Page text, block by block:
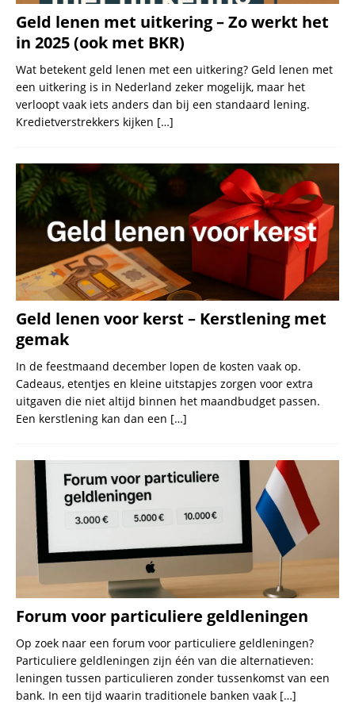
Geld lenen met uitkering – Zo werkt het
in 2025 (ook met BKR)
Wat betekent geld lenen met een uitkering? Geld lenen met
een uitkering is in Nederland zeker mogelijk, maar het
verloopt vaak iets anders dan bij een standaard lening.
Kredietverstrekkers kijken […]
Geld lenen voor kerst – Kerstlening met
gemak
In de feestmaand december lopen de kosten vaak op.
Cadeaus, etentjes en kleine uitstapjes zorgen voor extra
uitgaven die niet altijd binnen het maandbudget passen.
Een kerstlening kan dan een […]
Forum voor particuliere geldleningen
Op zoek naar een forum voor particuliere geldleningen?
Particuliere geldleningen zijn één van die alternatieven:
leningen tussen particulieren zonder tussenkomst van een
bank. In een tijd waarin traditionele banken vaak […]